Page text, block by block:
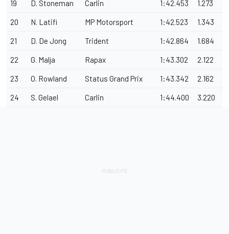
19 D. Stoneman Carlin 1:42.453 1.273
20 N. Latifi MP Motorsport 1:42.523 1.343
21 D. De Jong Trident 1:42.864 1.684
22 G. Malja Rapax 1:43.302 2.122
23 O. Rowland Status Grand Prix 1:43.342 2.162
24 S. Gelael Carlin 1:44.400 3.220